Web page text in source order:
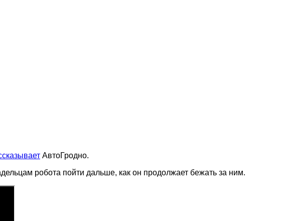
АвтоГродно.
робота пойти дальше, как он продолжает бежать за ним.